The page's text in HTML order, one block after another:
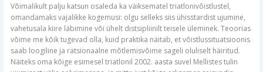
Võimalikult palju katsun osaleda ka väiksematel triatlonivõistlustel,
omandamaks vajalikke kogemusi: olgu selleks siis ühisstardist ujumine,
vahetusala kiire läbimine või ühelt distsipliinilt teisele üleminek. Teoorias
võime me kõik tugevad olla, kuid praktika näitab, et võistlussituatsioonis
saab loogiline ja ratsionaalne mõtlemisvõime sageli oluliselt häiritud.
Näiteks oma kõige esimesel triatlonil 2002. aasta suvel Mellistes tulin